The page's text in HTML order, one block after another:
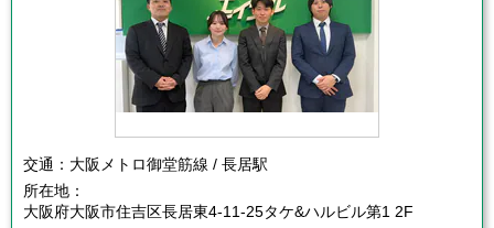
交通： 大阪メトロ御堂筋線 / 長居駅
所在地：
大阪府大阪市住吉区長居東4-11-25タケ&ハルビル第1 2F